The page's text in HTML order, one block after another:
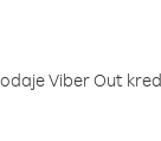
Viber Out